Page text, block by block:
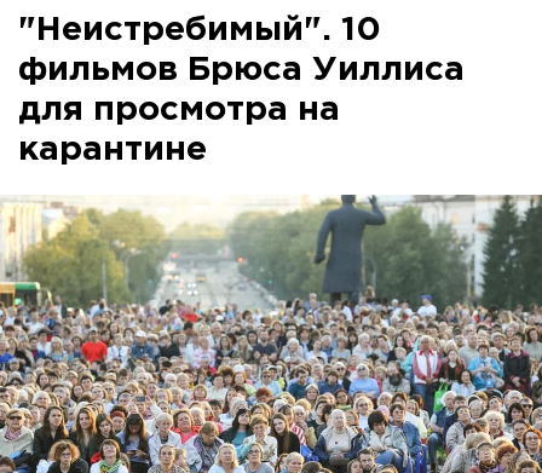
"Неистребимый". 10
фильмов Брюса Уиллиса
для просмотра на
карантине